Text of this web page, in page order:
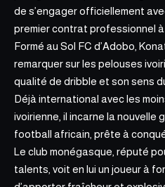
de s’engager officiellement
premier contrat professionnel à
Formé au Sol FC d’Adobo,
remarquer sur les pelouses
qualité de dribble et son sens
Déjà international avec les
ivoirienne, il incarne la nouvelle
football africain, prête à
Le club monégasque, réputé
talents, voit en lui un joueur à